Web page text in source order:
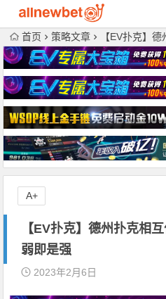
首页 策略文章 【EV扑克】德州
【EV扑克】德州扑克相
弱即是强
2023年2月6日
A+